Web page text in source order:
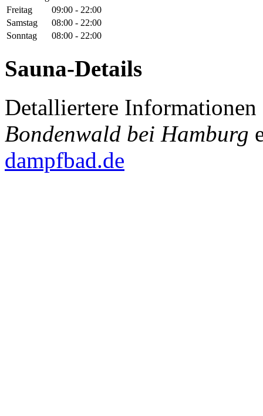
Freitag
09:00 - 22:00
Samstag
08:00 - 22:00
Sonntag
08:00 - 22:00
Sauna-Details
Detalliertere Informationen
Bondenwald bei Hamburg
dampfbad.de